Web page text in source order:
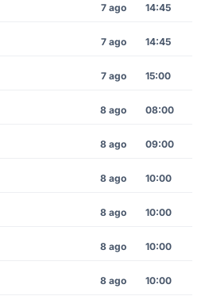
7 ago 14:45
7 ago 14:45
7 ago 15:00
8 ago 08:00
8 ago 09:00
8 ago 10:00
8 ago 10:00
8 ago 10:00
8 ago 10:00